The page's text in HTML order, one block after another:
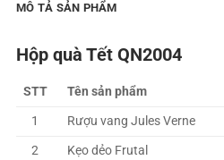
MÔ TẢ SẢN PHẨM
Hộp quà Tết QN2004
STT
Tên sản phẩm
1
Rượu vang Jules Verne
2
Kẹo dẻo Frutal